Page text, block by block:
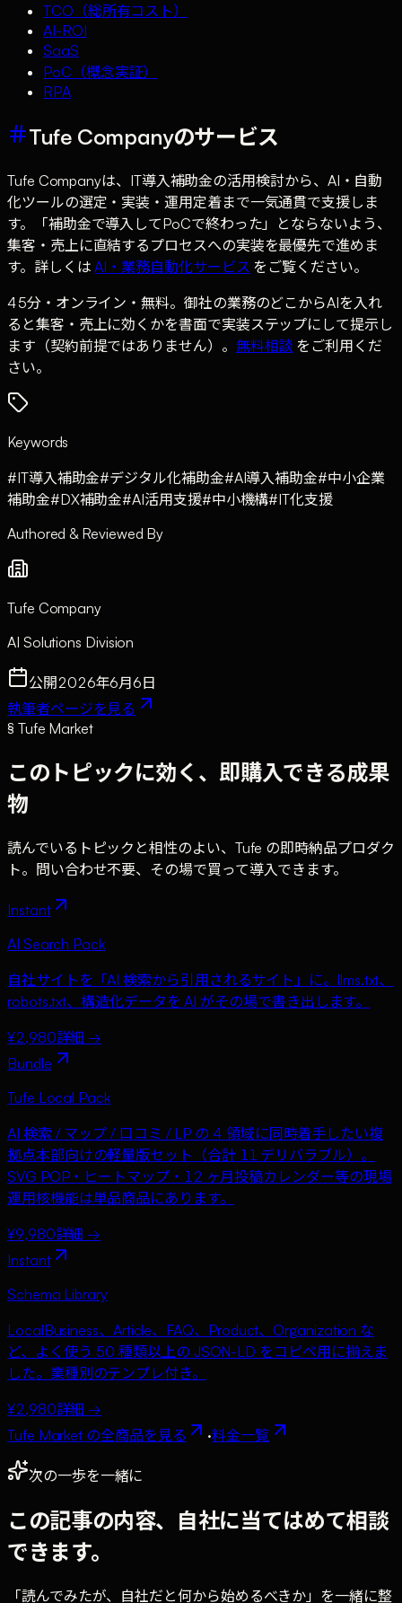
TCO（総所有コスト）
AI-ROI
SaaS
PoC（概念実証）
RPA
Tufe Companyのサービス
Tufe Companyは、IT導入補助金の活用検討から、AI・自動
化ツールの選定・実装・運用定着まで一気通貫で支援しま
す。「補助金で導入してPoCで終わった」とならないよう、
集客・売上に直結するプロセスへの実装を最優先で進めま
す。詳しくはAI・業務自動化サービス をご覧ください。
45分・オンライン・無料。御社の業務のどこからAIを入れ
ると集客・売上に効くかを書面で実装ステップにして提示し
ます（契約前提ではありません）。 無料相談 をご利用くだ
さい。
Keywords
#IT導入補助金#デジタル化補助金#AI導入補助金#中小企業
補助金#DX補助金#AI活用支援#中小機構#IT化支援
Authored & Reviewed By
Tufe Company
AI Solutions Division
公開2026年6月6日
執筆者ページを見る
§ Tufe Market
このトピックに効く、即購入できる成果
物
読んでいるトピックと相性のよい、Tufe の即時納品プロダク
ト。問い合わせ不要、その場で買って導入できます。
Instant
AI Search Pack
自社サイトを「AI 検索から引用されるサイト」に。llms.txt、
robots.txt、構造化データを AI がその場で書き出します。
¥2,980詳細 →
Bundle
Tufe Local Pack
AI 検索 / マップ / 口コミ / LP の 4 領域に同時着手したい複
拠点本部向けの軽量版セット（合計 11 デリバラブル）。
SVG POP・ヒートマップ・12 ヶ月投稿カレンダー等の現場
運用核機能は単品商品にあります。
¥9,980詳細 →
Instant
Schema Library
LocalBusiness、Article、FAQ、Product、Organization な
ど、よく使う 50 種類以上の JSON-LD をコピペ用に揃えま
した。業種別のテンプレ付き。
¥2,980詳細 →
Tufe Market の全商品を見る
·料金一覧
次の一歩を一緒に
この記事の内容、自社に当てはめて相談
できます。
「読んでみたが、自社だと何から始めるべきか」を一緒に整